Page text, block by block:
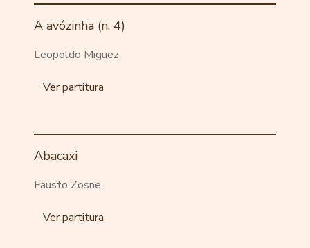
A avózinha (n. 4)
Leopoldo Miguez
Ver partitura
Abacaxi
Fausto Zosne
Ver partitura